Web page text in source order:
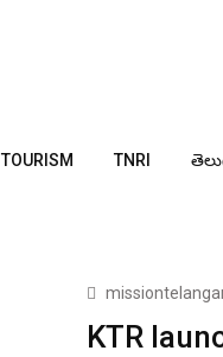
TOURISM TNRI
KTR